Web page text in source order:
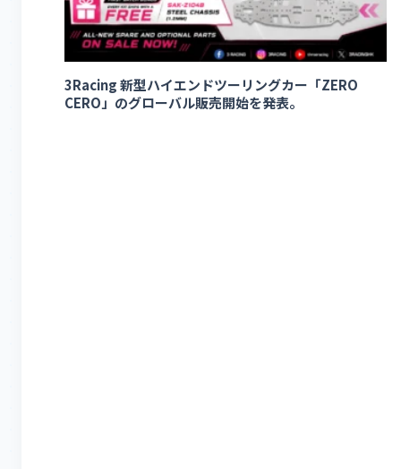
3Racing 新型ハイエンドツーリングカー「ZERO
CERO」のグローバル販売開始を発表。